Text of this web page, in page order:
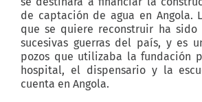
de captación de agua en Angola.
que se quiere reconstruir ha
sucesivas guerras del país, y es
pozos que utilizaba la fundación
hospital, el dispensario y la
cuenta en Angola.